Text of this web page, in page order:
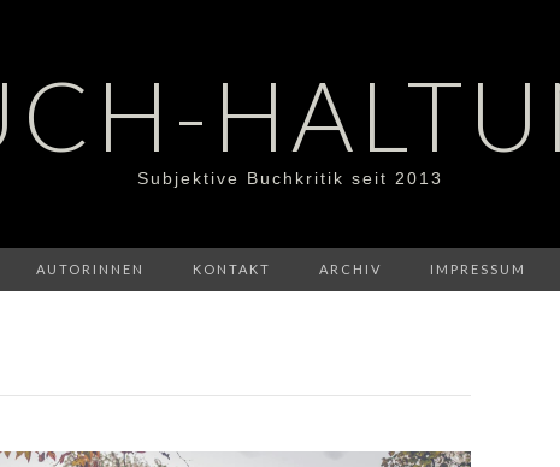
Subjektive Buchkritik seit 2013
AUTORINNEN KONTAKT ARCHIV IMPRESSUM